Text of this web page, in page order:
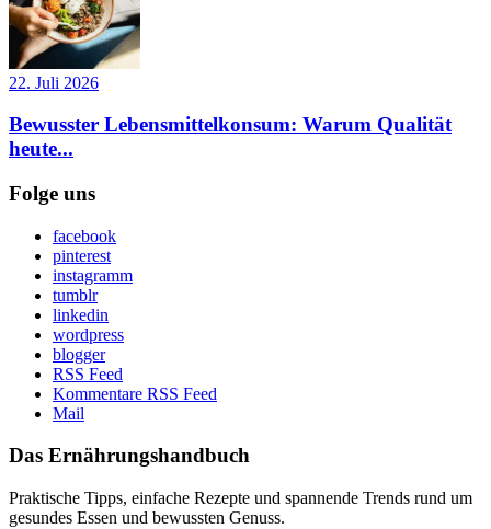
22. Juli 2026
Bewusster Lebensmittelkonsum: Warum Qualität
heute...
Folge uns
facebook
pinterest
instagramm
tumblr
linkedin
wordpress
blogger
RSS Feed
Kommentare RSS Feed
Mail
Das Ernährungshandbuch
Praktische Tipps, einfache Rezepte und spannende Trends rund um
gesundes Essen und bewussten Genuss.